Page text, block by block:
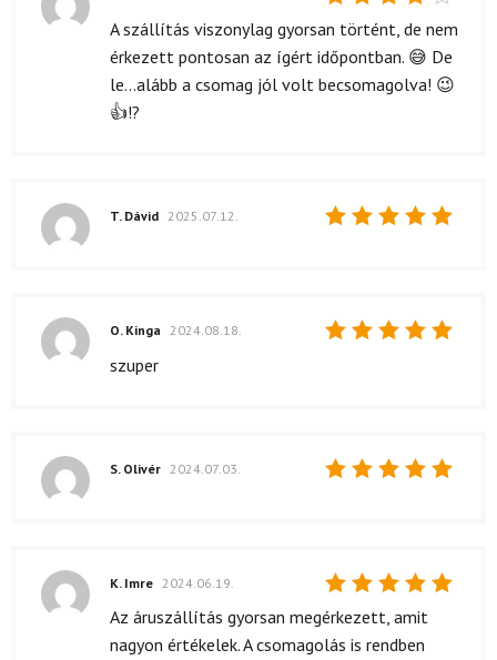
Értékelés:
A szállítás viszonylag gyorsan történt, de nem
érkezett pontosan az ígért időpontban. 😅 De
le...alább a csomag jól volt becsomagolva! 😉
👍!?
T. Dávid 2025.07.12.
O. Kinga 2024.08.18.
szuper
S. Olivér 2024.07.03.
Értékelés:
/ 5
K. Imre 2024.06.19.
Az áruszállítás gyorsan megérkezett, amit
nagyon értékelek. A csomagolás is rendben